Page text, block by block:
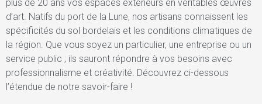
plus de 20 ans vos espaces extérieurs en véritables œuvres
d’art. Natifs du port de la Lune, nos artisans connaissent les
spécificités du sol bordelais et les conditions climatiques de
la région. Que vous soyez un particulier, une entreprise ou un
service public ; ils sauront répondre à vos besoins avec
professionnalisme et créativité. Découvrez ci-dessous
l’étendue de notre savoir-faire !